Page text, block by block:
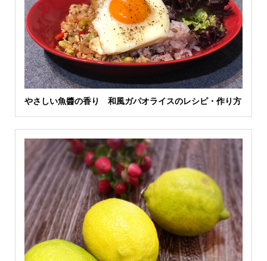
やさしい魚醬の香り 和風ガパオライスのレシピ・作り方